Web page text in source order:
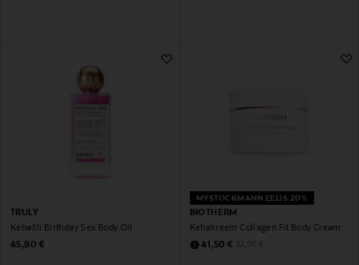
TRULY
Kehaõli Birthday Sex Body Oil
Original Price
45,90 €
MYSTOCKMANN EELIS 20%
BIOTHERM
Kehakreem Collagen Fit Body Cream
Discounted Price
41,50 € Original Price
52,00 €